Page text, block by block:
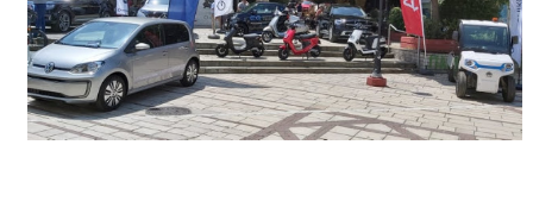
ΙΩΑΝΝΙΝΑ
ΘΕΣΠΡΩΤΙΑ
ΙΟΝΙΑ ΝΗΣΙΑ